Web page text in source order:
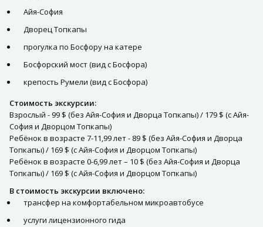
Айя-София
Дворец Топкапы
прогулка по Босфору на катере
Босфорский мост (вид с Босфора)
крепость Румели (вид с Босфора)
Стоимость экскурсии:
Взрослый - 99 $ (без Айя-София и Дворца Топкапы) / 179 $ (с Айя-
София и Дворцом Топкапы)
Ребёнок в возрасте 7-11,99 лет - 89 $ (без Айя-София и Дворца
Топкапы) / 169 $ (с Айя-София и Дворцом Топкапы)
Ребёнок в возрасте 0-6,99 лет – 10 $ (без Айя-София и Дворца
Топкапы) / 169 $ (с Айя-София и Дворцом Топкапы)
В стоимость экскурсии включено:
трансфер на комфортабельном микроавтобусе
услуги лицензионного гида